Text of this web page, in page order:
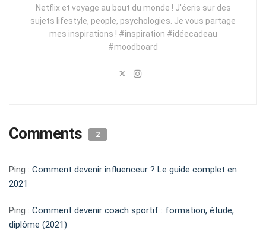
Netflix et voyage au bout du monde ! J'écris sur des
sujets lifestyle, people, psychologies. Je vous partage
mes inspirations ! #inspiration #idéecadeau
#moodboard
Comments 2
Ping : Comment devenir influenceur ? Le guide complet en
2021
Ping : Comment devenir coach sportif : formation, étude,
diplôme (2021)